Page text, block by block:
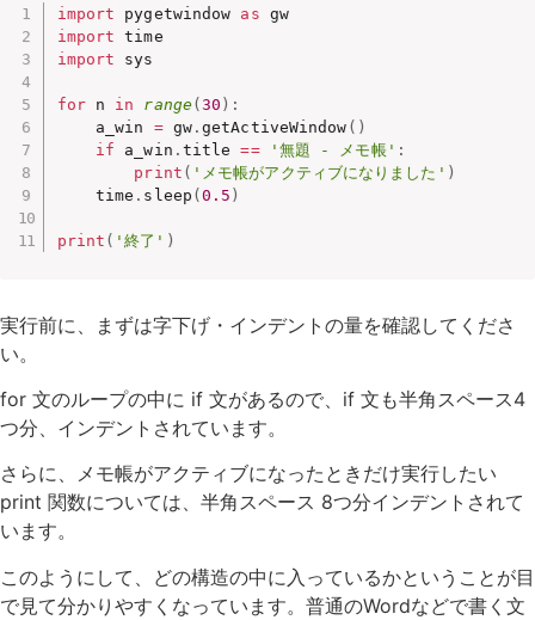
import pygetwindow as
gw
import
import sys
for n in range(30 ) :
    a_win
= gw.getActiveWindow ( )
if a_win . title == '無題 - メモ帳' :
print ( 'メモ帳がアクティブになりました' )
    time
. sleep (0.5 )
print ( '終了' )
実行前に、まずは字下げ・インデントの量を確認してくださ
い。
for 文のループの中に if 文があるので、if 文も半角スペース4
つ分、インデントされています。
さらに、メモ帳がアクティブになったときだけ実行したい
print 関数については、半角スペース 8つ分インデントされて
います。
このようにして、どの構造の中に入っているかということが目
で見て分かりやすくなっています。普通のWordなどで書く文